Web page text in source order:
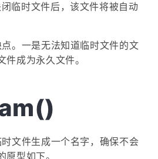
临时文件后，该文件将被自动
。一是无法知道临时文件的文
成为永久文件。
文件生成一个名字，确保不会
原型如下。